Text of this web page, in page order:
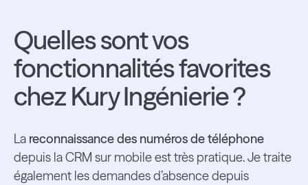
Quelles sont vos
fonctionnalités favorites
chez Kury Ingénierie ?
La reconnaissance des numéros de téléphone
depuis la CRM sur mobile est très pratique. Je traite
également les demandes d’absence depuis